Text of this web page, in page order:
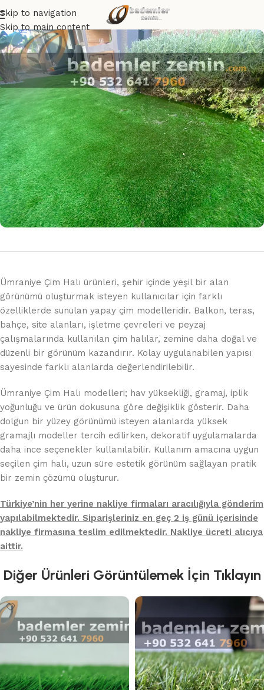
Skip to navigation
Skip to main content
Ümraniye Çim Halı ürünleri, şehir içinde yeşil bir alan
görünümü oluşturmak isteyen kullanıcılar için farklı
özelliklerde sunulan yapay çim modelleridir. Balkon, teras,
bahçe, site alanları, işletme çevreleri ve peyzaj
çalışmalarında kullanılan çim halılar, zemine daha doğal ve
düzenli bir görünüm kazandırır. Kolay uygulanabilen yapısı
sayesinde farklı alanlarda değerlendirilebilir.
Ümraniye Çim Halı modelleri; hav yüksekliği, gramaj, iplik
yoğunluğu ve ürün dokusuna göre değişiklik gösterir. Daha
dolgun bir yüzey görünümü isteyen alanlarda yüksek
gramajlı modeller tercih edilirken, dekoratif uygulamalarda
daha ince seçenekler kullanılabilir. Kullanım amacına uygun
seçilen çim halı, uzun süre estetik görünüm sağlayan pratik
bir zemin çözümü oluşturur.
Türkiye’nin her yerine nakliye firmaları aracılığıyla gönderim
yapılabilmektedir. Siparişleriniz en geç 2 iş günü içerisinde
nakliye firmasına teslim edilmektedir. Nakliye ücreti alıcıya
aittir.
Diğer Ürünleri Görüntülemek İçin Tıklayın